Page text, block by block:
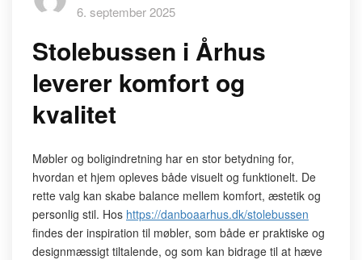
6. september 2025
Stolebussen i Århus
leverer komfort og
kvalitet
Møbler og boligindretning har en stor betydning for,
hvordan et hjem opleves både visuelt og funktionelt. De
rette valg kan skabe balance mellem komfort, æstetik og
personlig stil. Hos https://danboaarhus.dk/stolebussen
findes der inspiration til møbler, som både er praktiske og
designmæssigt tiltalende, og som kan bidrage til at hæve